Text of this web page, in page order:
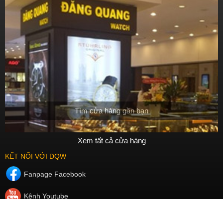
Tìm cửa hàng gần bạn
Xem tất cả cửa hàng
KẾT NỐI VỚI DQW
Fanpage Facebook
Kênh Youtube